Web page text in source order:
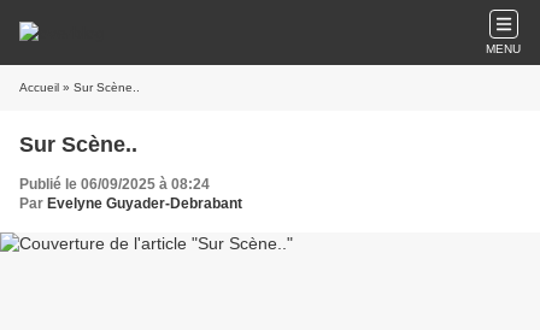
MENU
Accueil » Sur Scène..
Sur Scène..
Publié le 06/09/2025 à 08:24
Par Evelyne Guyader-Debrabant